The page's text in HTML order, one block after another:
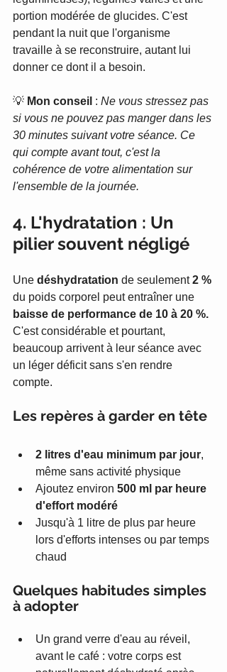
portion modérée de glucides. C'est
pendant la nuit que l'organisme
travaille à se reconstruire, autant lui
donner ce dont il a besoin.
💡 Mon conseil : Ne vous stressez pas
si vous ne pouvez pas manger dans les
30 minutes suivant votre séance. Ce
qui compte avant tout, c'est la
cohérence de votre alimentation sur
l'ensemble de la journée.
4. L'hydratation : Un
pilier souvent négligé
Une déshydratation de seulement 2 %
du poids corporel peut entraîner une
baisse de performance de 10 à 20 %.
C'est considérable et pourtant,
beaucoup arrivent à leur séance avec
un léger déficit sans s'en rendre
compte.
Les repères à garder en tête
2 litres d'eau minimum par jour,
même sans activité physique
Ajoutez environ 500 ml par heure
d'effort modéré
Jusqu'à 1 litre de plus par heure
lors d'efforts intenses ou par temps
chaud
Quelques habitudes simples
à adopter
Un grand verre d'eau au réveil,
avant le café : votre corps est